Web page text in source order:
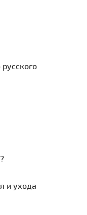
и ухода